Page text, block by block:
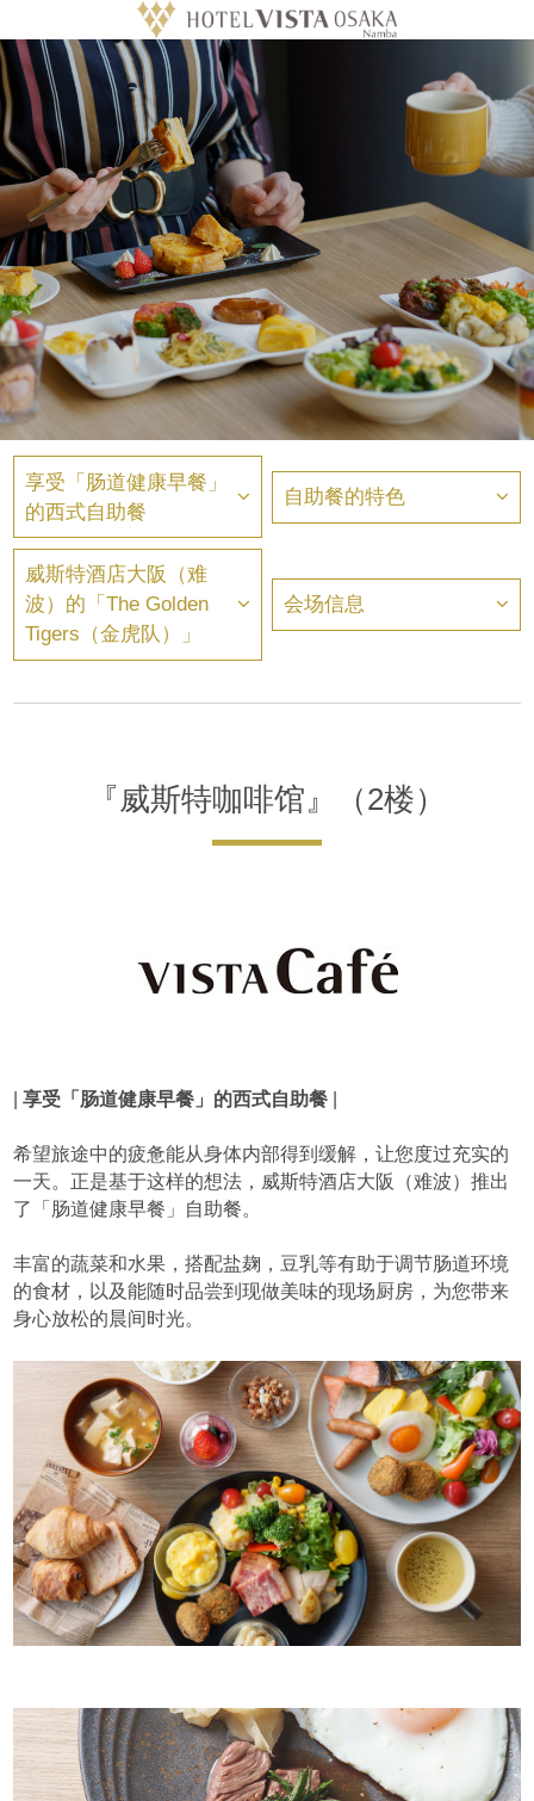
享受「肠道健康早餐」
的西式自助餐
自助餐的特色
威斯特酒店大阪（难
波）的「The Golden
Tigers（金虎队）」
会场信息
『威斯特咖啡馆』（2楼）
|享受「肠道健康早餐」的西式自助餐
希望旅途中的疲惫能从身体内部得到缓解，让您度过充实的
一天。正是基于这样的想法，威斯特酒店大阪（难波）推出
了「肠道健康早餐」自助餐。
丰富的蔬菜和水果，搭配盐麹，豆乳等有助于调节肠道环境
的食材，以及能随时品尝到现做美味的现场厨房，为您带来
身心放松的晨间时光。